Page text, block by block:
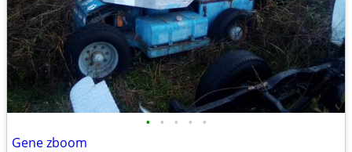
• • • • •
Gene zboom